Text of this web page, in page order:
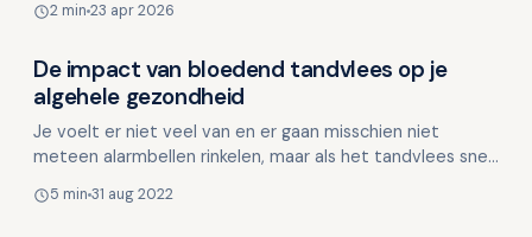
2 min 23 apr 2026
Weerstand en mondgezondheid
De impact van bloedend tandvlees op je
algehele gezondheid
Je voelt er niet veel van en er gaan misschien niet
meteen alarmbellen rinkelen, maar als het tandvlees snel
5 min 31 aug 2022